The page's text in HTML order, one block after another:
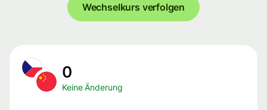
Wechselkurs verfolgen
0
Keine Änderung